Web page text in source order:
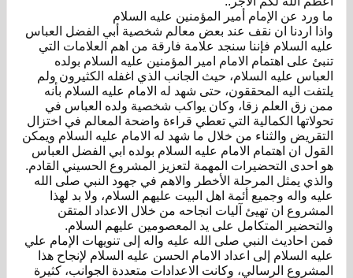
ما ورد عن الإمام أمير المؤمنين عليه السلام
واذا اردنا ان نقف عند بعض معالم شخصية أبي الفضل العباس
عليه السلام فإننا سنجد علامة فارقة من اهم العلامات التي
تنبئ على اهتمام الامام امير المؤمنين عليه السلام بولده
العباس عليه السلام، حيث الجانب الذي اغفله الكثيرون ولم
يلتفت اليه المحققون، حتى شهد له الامام عليه السلام بأنه
ممن زق العلم زقا، وكان يواكب شخصية ولده العباس في
تحولاتها الكمالية التي تعطي قراءة واضحة المعالم في اختزال
التقريض والثناء من خلال ما شهد له الامام عليه السلام ويمكن
القول ان اهتمام الامام عليه السلام بولده ابي الفضل العباس
هو احدى التحضيرات المهمة لتعزيز المشروع الحسيني القادم.
والذي يمثل المرحلة الأخطر والاهم في جهود النبي صلى الله
عليه واله وجميع أئمة اهل البيت عليهم السلام، ولا بد لهذا
المشروع ان تهيئ آليات انجاحه من خلال الاعداد المتقن
والتحضير المتكامل على يد المعصومين عليهم السلام.
فمن احاديث النبي صلى الله عليه واله إلى تنويهات الإمام علي
عليه السلام إلى اعداد الامام الحسن عليه السلام لإنجاح هذا
المشروع الرسالي، وكانت الاعدادات متعددة الجوانب، كثيرة